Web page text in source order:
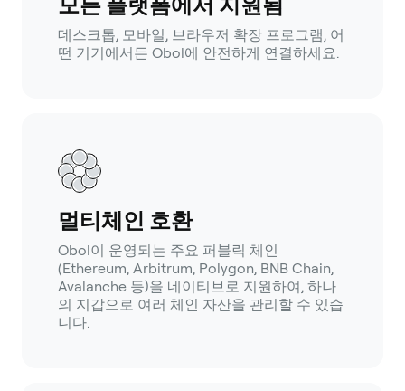
데스크톱, 모바일, 브라우저 확장 프로그램, 어
떤 기기에서든 Obol에 안전하게 연결하세요.
멀티체인 호환
Obol이 운영되는 주요 퍼블릭 체인
(Ethereum, Arbitrum, Polygon, BNB Chain,
Avalanche 등)을 네이티브로 지원하여, 하나
의 지갑으로 여러 체인 자산을 관리할 수 있습
니다.